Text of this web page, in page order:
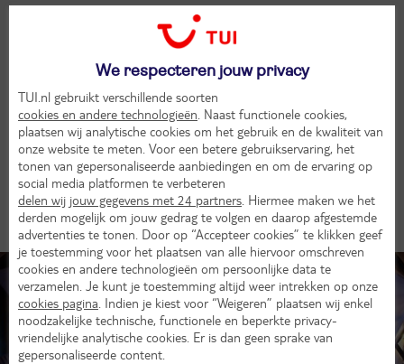
van luxe? Bij de campings van Easyatent kies je een
accommodatie die het beste bij jou past. In een bungalowtent heb
je een echte kampeerervaring met een beetje luxe van thuis. Je
slaapt in een tent in een normaal bed, en kookt in je eigen
nachts liever niet met een wc-rol onder je arm naar het sanitair
gebouw? Ga dan glamperen; de combinatie van glamourous en
kamperen. Je hebt hier je eigen keuken, sanitair en slaapkamer.
Wat wil je nog meer?
Ook interessant
We respecteren jouw privacy
TUI.nl gebruikt verschillende soorten
cookies en andere technologieën . Naast functionele cookies,
plaatsen wij analytische cookies om het gebruik en de kwaliteit van
onze website te meten. Voor een betere gebruikservaring, het
tonen van gepersonaliseerde aanbiedingen en om de ervaring op
social media platformen te verbeteren
delen wij jouw gegevens met 24 partners . Hiermee maken we het
derden mogelijk om jouw gedrag te volgen en daarop afgestemde
advertenties te tonen. Door op “Accepteer cookies” te klikken geef
je toestemming voor het plaatsen van alle hiervoor omschreven
cookies en andere technologieën om persoonlijke data te
verzamelen. Je kunt je toestemming altijd weer intrekken op onze
cookies pagina . Indien je kiest voor “Weigeren” plaatsen wij enkel
noodzakelijke technische, functionele en beperkte privacy-
vriendelijke analytische cookies. Er is dan geen sprake van
gepersonaliseerde content.